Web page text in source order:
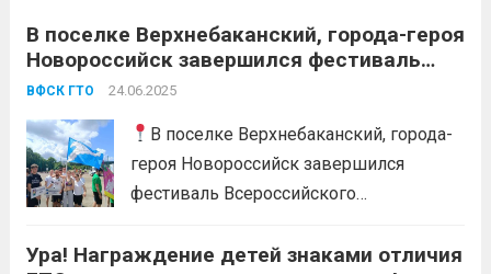
В поселке Верхнебаканский, города-героя
Новороссийск завершился фестиваль
Всероссийского физкультурно-
обороне «, среди граждан, проживающих
в сельской местности.
ВФСК ГТО 24.06.2025
В поселке Верхнебаканский, города-
героя Новороссийск завершился
фестиваль Всероссийского
«Готов к труду и обороне «, среди
Ура! Награждение детей знаками отличия